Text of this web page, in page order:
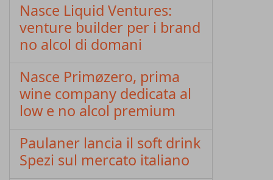
Nasce Liquid Ventures:
venture builder per i brand
no alcol di domani
Nasce Primøzero, prima
wine company dedicata al
low e no alcol premium
Paulaner lancia il soft drink
Spezi sul mercato italiano